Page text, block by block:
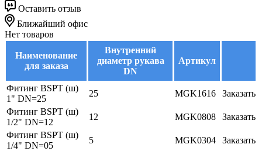
Оставить отзыв
Ближайший офис
Нет товаров
Наименование
для заказа
Внутренний
диаметр рукава
DN
Артикул
Фитинг BSPT (ш)
1" DN=25
25 MGK1616
Заказать
Фитинг BSPT (ш)
1/2" DN=12
12 MGK0808
Заказать
Фитинг BSPT (ш)
1/4" DN=05
5 MGK0304
Заказать